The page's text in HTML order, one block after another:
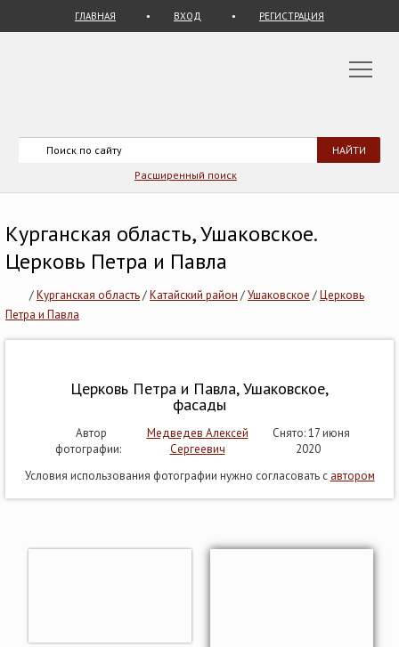
ГЛАВНАЯ ВХОД РЕГИСТРАЦИЯ
Расширенный поиск
Курганская область, Ушаковское.
Церковь Петра и Павла
/Курганская область/Катайский район /Ушаковское /Церковь
Петра и Павла
Церковь Петра и Павла, Ушаковское,
фасады
Автор
фотографии:
Медведев Алексей
Сергеевич
Снято: 17 июня
2020
Условия использования фотографии нужно согласовать с автором